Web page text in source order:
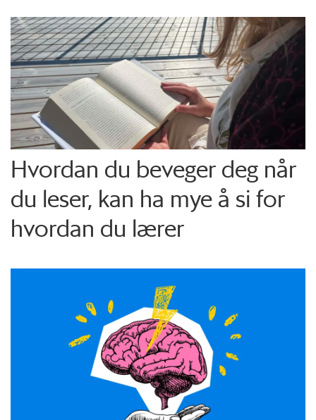
Hvordan du beveger deg når
du leser, kan ha mye å si for
hvordan du lærer